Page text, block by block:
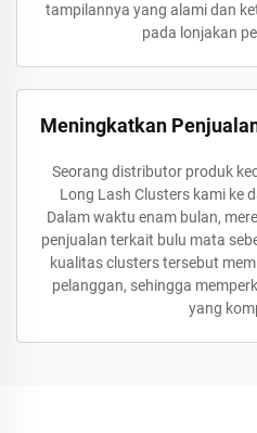
tampilannya yang alami dan
pada lonjakan
Meningkatkan
Seorang distributor produk
Long Lash Clusters kami ke
Dalam waktu enam bulan,
penjualan terkait bulu mata
kualitas clusters tersebut
pelanggan, sehingga
yang